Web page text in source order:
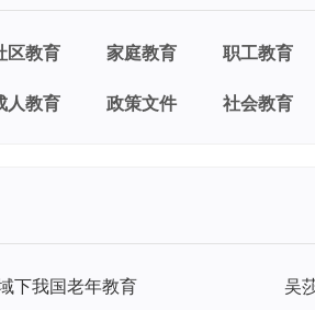
区教育 家庭教育 职工教育
人教育 政策文件 社会教育
下我国老年教育